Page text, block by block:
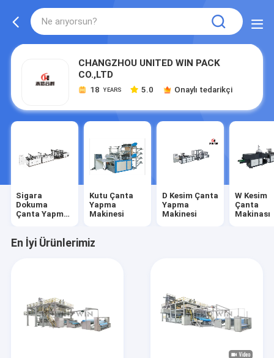
CHANGZHOU UNITED WIN PACK
CO.,LTD
18 YEARS 5.0 Onaylı tedarikçi
Sigara
Dokuma
Çanta Yapma
Kutu Çanta
Yapma
Makinesi
D Kesim Çanta
Yapma
Makinesi
W Kesim
Çanta
Makinası
En İyi Ürünlerimiz